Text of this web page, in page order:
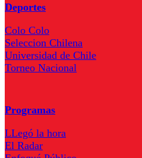
Deportes
Colo Colo
Seleccion Chilena
Universidad de Chile
Torneo Nacional
Programas
LLegó la hora
El Radar